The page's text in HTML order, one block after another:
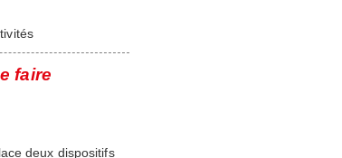
faire
deux dispositifs